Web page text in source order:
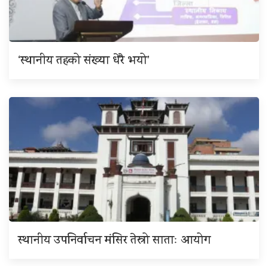
‘स्थानीय तहको संख्या धेरै भयो’
स्थानीय उपनिर्वाचन मंसिर तेस्रो साताः आयोग